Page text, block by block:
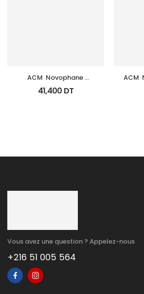
ACM  Novophane
Shampooing Energisant
Fl 200Ml
41,400 DT
ACM
Vous avez une question ? Appelez-nous
+216 51 005 564